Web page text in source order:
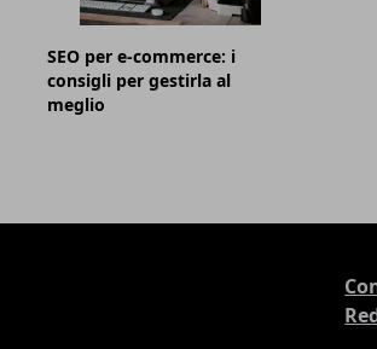
SEO per e-commerce: i
consigli per gestirla al
meglio